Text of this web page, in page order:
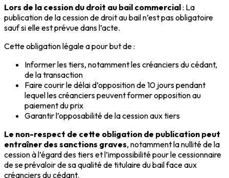
Lors de la cession du droit au bail commercial: La
publication de la cession de droit au bail n’est pas obligatoire
sauf si elle est prévue dans l’acte.
Cette obligation légale a pour but de :
Informer les tiers, notamment les créanciers du cédant,
de la transaction
Faire courir le délai d’opposition de 10 jours pendant
lequel les créanciers peuvent former opposition au
paiement du prix
Garantir l’opposabilité de la cession aux tiers
Le non-respect de cette obligation de publication peut
entraîner des sanctions graves, notamment la nullité de la
cession à l’égard des tiers et l’impossibilité pour le cessionnaire
de se prévaloir de sa qualité de titulaire du bail face aux
créanciers du cédant.